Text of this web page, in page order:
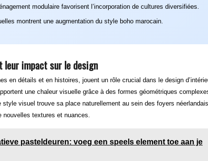
modulaire favorisent l’incorporation de cultures diversifiées.
montrent une augmentation du style boho marocain.
impact sur le design
en détails et en histoires, jouent un rôle crucial dans le design
une chaleur visuelle grâce à des formes géométriques
style visuel trouve sa place naturellement au sein des foyers
nouvelles textures et nuances.
pasteldeuren: voeg een speels element toe aan je